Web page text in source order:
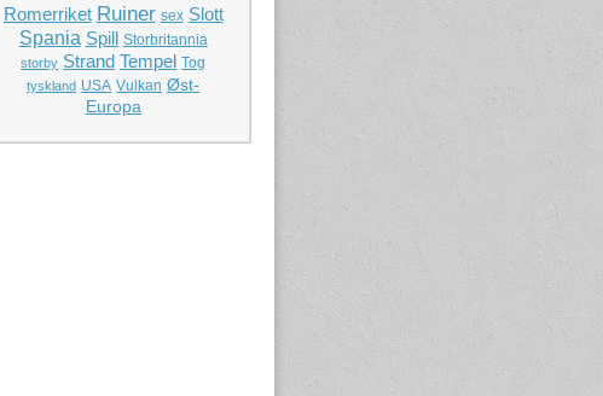
Romerriket Ruiner sex Slott
Spania Spill Storbritannia
storby Strand Tempel Tog
tyskland USA Vulkan Øst-
Europa